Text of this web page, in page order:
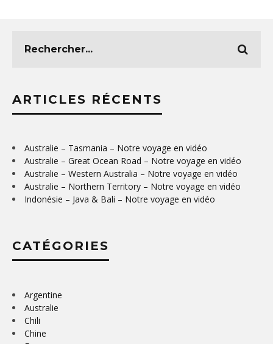
ARTICLES RÉCENTS
Australie – Tasmania – Notre voyage en vidéo
Australie – Great Ocean Road – Notre voyage en vidéo
Australie – Western Australia – Notre voyage en vidéo
Australie – Northern Territory – Notre voyage en vidéo
Indonésie – Java & Bali – Notre voyage en vidéo
CATÉGORIES
Argentine
Australie
Chili
Chine